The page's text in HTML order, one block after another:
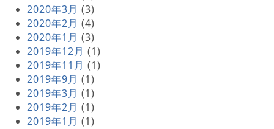
2020年3月 (3)
2020年2月 (4)
2020年1月 (3)
2019年12月 (1)
2019年11月 (1)
2019年9月 (1)
2019年3月 (1)
2019年2月 (1)
2019年1月 (1)